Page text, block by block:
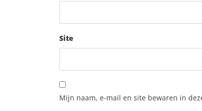
Site
Mijn naam, e-mail en site bewaren in